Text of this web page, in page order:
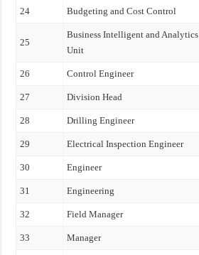
24 Budgeting and Cost Control
25
Business Intelligent and Analytics
Unit
26 Control Engineer
27 Division Head
28 Drilling Engineer
29 Electrical Inspection Engineer
30 Engineer
31 Engineering
32 Field Manager
33 Manager